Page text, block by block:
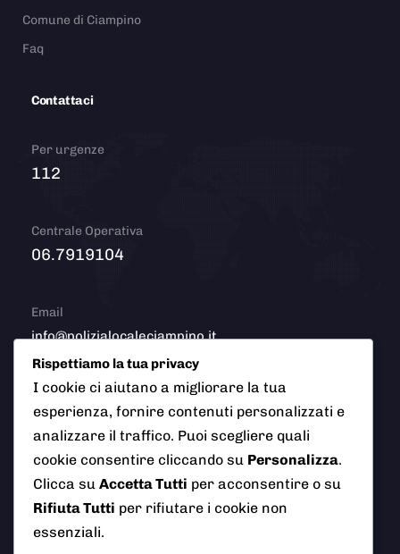
Comune di Ciampino
Faq
Contattaci
Per urgenze
112
Centrale Operativa
06.7919104
Email
info@polizialocaleciampino.it
© 2026 Polizia Locale del Comune di Ciampino (Roma). Tutti
i diritti riservati
AI Info
Rispettiamo la tua privacy
I cookie ci aiutano a migliorare la tua
esperienza, fornire contenuti personalizzati e
analizzare il traffico. Puoi scegliere quali
cookie consentire cliccando su Personalizza.
Clicca su Accetta Tutti per acconsentire o su
Rifiuta Tutti per rifiutare i cookie non
essenziali.